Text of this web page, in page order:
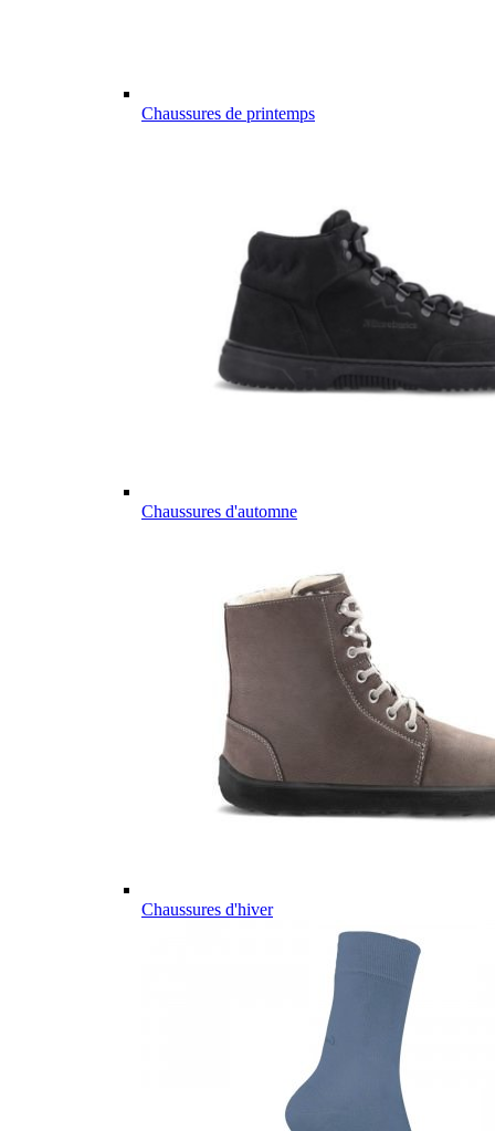
Chaussures de printemps
Chaussures d'automne
Chaussures d'hiver